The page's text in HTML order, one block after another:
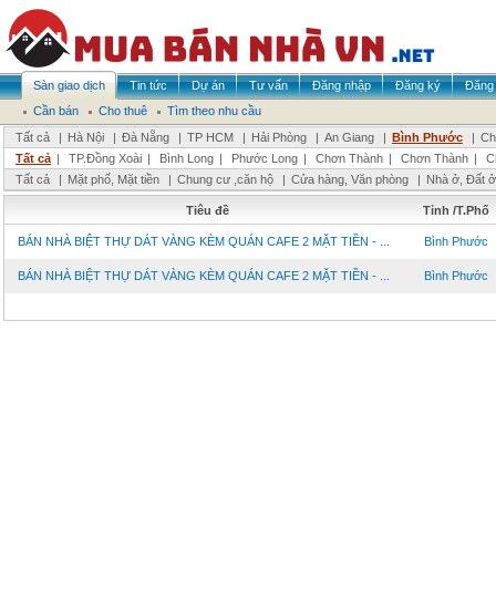
Sàn giao dịch Tin tức Dự án Tư vấn Đăng nhập Đăng ký
Đăng
Cần bán
Cho thuê
Tìm theo nhu cầu
Tất cả
| Hà Nội | Đà Nẵng | TP HCM | Hải Phòng | An Giang | Bình Phước |
Tất cả | TP.Đồng Xoài | Bình Long | Phước Long | Chơn Thành | Chơn Thành |
Tất cả
| Mặt phố, Mặt tiền | Chung cư ,căn hộ | Cửa hàng, Văn phòng | Nhà ở, Đất ở
Tiêu đề Tỉnh /T.Phố
BÁN NHÀ BIỆT THỰ DÁT VÀNG KÈM QUÁN CAFE 2 MẶT TIỀN - ... Bình Phước
BÁN NHÀ BIỆT THỰ DÁT VÀNG KÈM QUÁN CAFE 2 MẶT TIỀN - ... Bình Phước